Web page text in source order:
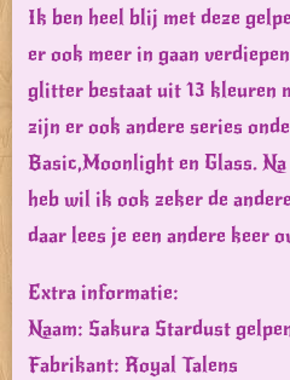
Ik ben heel blij met deze
er ook meer in gaan
glitter bestaat uit 13 kleuren
zijn er ook andere series
Basic,Moonlight en Glass.
heb wil ik ook zeker de
daar lees je een andere keer
Extra informatie:
Naam: Sakura Stardust
Fabrikant: Royal Talens